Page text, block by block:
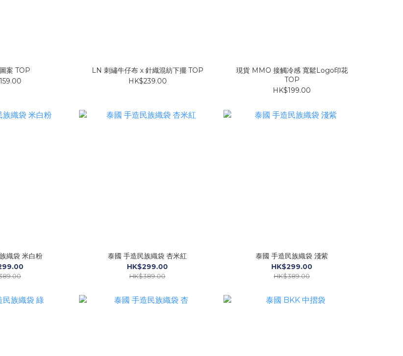
案 TOP
LN 刺繡牛仔布 x 針織混紡下擺 TOP
HK$239.00
現貨 MMO 接觸冷感 寬鬆Logo印花
TOP
HK$199.00
織袋 米白粉
泰國 手造民族織袋 杏米紅
HK$299.00
HK$389.00
泰國 手造民族織袋 淺紫
HK$299.00
HK$389.00